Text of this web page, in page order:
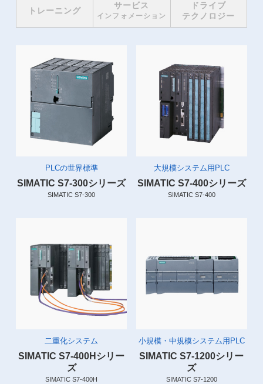
トレーニング
サービス
インフォメーション
ドライブ
テクノロジー
PLCの世界標準
SIMATIC S7-300シリーズ
SIMATIC S7-300
大規模システム用PLC
SIMATIC S7-400シリーズ
SIMATIC S7-400
二重化システム
SIMATIC S7-400Hシリー
ズ
SIMATIC S7-400H
小規模・中規模システム用PLC
SIMATIC S7-1200シリー
ズ
SIMATIC S7-1200